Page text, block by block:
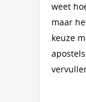
weet
maar
keuze